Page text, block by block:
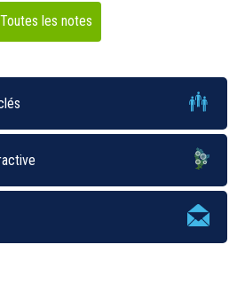
Toutes les notes